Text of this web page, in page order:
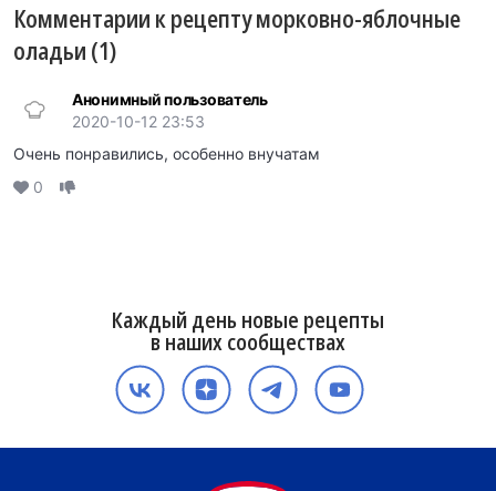
Комментарии к рецепту морковно-яблочные
оладьи (1)
Анонимный пользователь
2020-10-12 23:53
Очень понравились, особенно внучатам
0
Каждый день новые рецепты
в наших сообществах